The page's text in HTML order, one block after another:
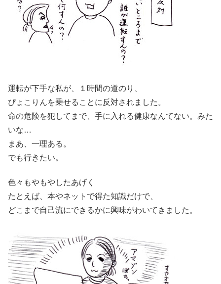
運転が下手な私が、１時間の道のり、
ぴょこりんを乗せることに反対されました。
命の危険を犯してまで、手に入れる健康なんてない。みた
いな…
まあ、一理ある。
でも行きたい。
色々もやもやしたあげく
たとえば、本やネットで得た知識だけで、
どこまで自己流にできるかに興味がわいてきました。